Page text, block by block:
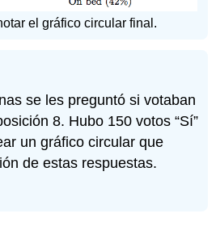
el gráfico circular final.
se les preguntó si votaban
8. Hubo 150 votos “Sí”
un gráfico circular que
de estas respuestas.